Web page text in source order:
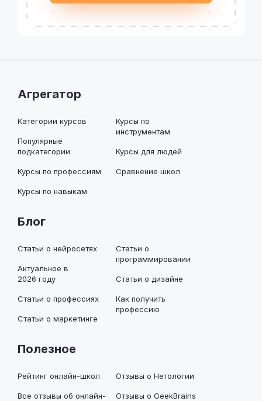
Агрегатор
Категории курсов
Популярные
подкатегории
Курсы по профессиям
Курсы по навыкам
Курсы по
инструментам
Курсы для людей
Сравнение школ
Блог
Статьи о нейросетях
Актуальное в
2026 году
Статьи о профессиях
Статьи о маркетинге
Статьи о
программировании
Статьи о дизайне
Как получить
профессию
Полезное
Рейтинг онлайн-школ
Все отзывы об онлайн-
Отзывы о Нетологии
Отзывы о GeekBrains